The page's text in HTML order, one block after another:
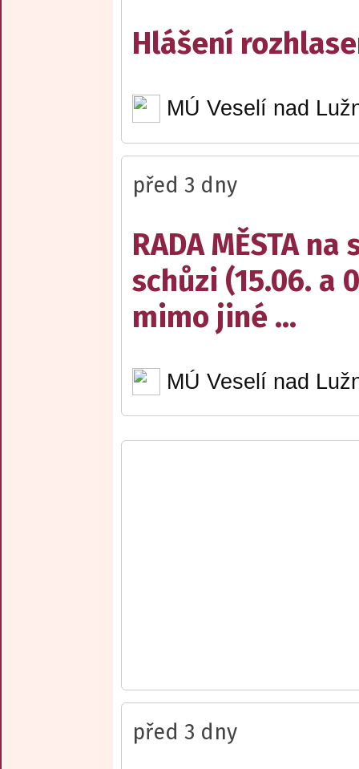
Hlášení
MÚ Veselí nad
před 3 dny
RADA MĚSTA na
schůzi (15.06. a
mimo jiné ...
MÚ Veselí nad
před 3 dny